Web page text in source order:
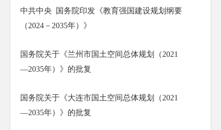
中共中央 国务院印发《教育强国建设规划纲要
（2024－2035年）》
国务院关于《兰州市国土空间总体规划（2021
—2035年）》的批复
国务院关于《大连市国土空间总体规划（2021
—2035年）》的批复